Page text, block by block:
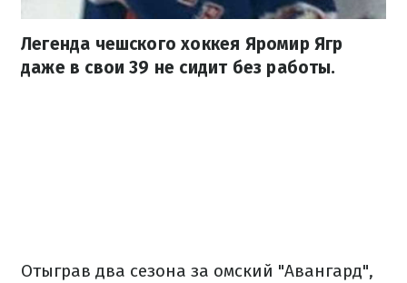
Легенда чешского хоккея Яромир Ягр
даже в свои 39 не сидит без работы.
Отыграв два сезона за омский "Авангард",